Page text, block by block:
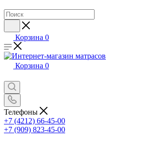
Корзина 0
Корзина 0
Телефоны
+7 (4212) 66-45-00
+7 (909) 823-45-00